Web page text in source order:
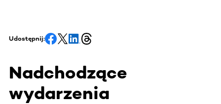
Udostępnij:
Nadchodzące
wydarzenia